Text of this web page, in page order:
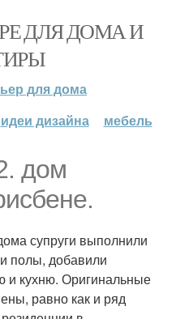
ДЛЯ ДОМА И
для дома
идеи дизайна мебель
дом
супруги выполнили
полы, добавили
и кухню. Оригинальные
равно как и ряд